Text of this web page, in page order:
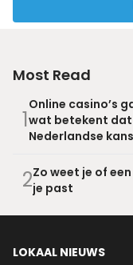
Most Read
1
Online casino’s
wat betekent dat
Nederlandse
2Zo weet je of
je past
LOKAAL NIEUWS